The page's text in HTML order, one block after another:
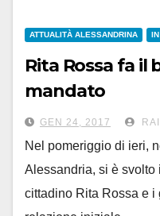
ATTUALITÀ ALESSANDRINA
Rita Rossa fa il
mandato
e si ricandida a
GEN 24, 2017
Nel pomeriggio di ieri,
Alessandria, si è svolto
cittadino Rita Rossa e